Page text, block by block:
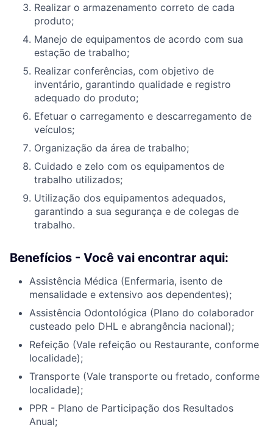
Realizar o armazenamento correto de cada
produto;
Manejo de equipamentos de acordo com sua
estação de trabalho;
Realizar conferências, com objetivo de
inventário, garantindo qualidade e registro
adequado do produto;
Efetuar o carregamento e descarregamento de
veículos;
Organização da área de trabalho;
Cuidado e zelo com os equipamentos de
trabalho utilizados;
Utilização dos equipamentos adequados,
garantindo a sua segurança e de colegas de
trabalho.
Benefícios - Você vai encontrar aqui:
Assistência Médica (Enfermaria, isento de
mensalidade e extensivo aos dependentes);
Assistência Odontológica (Plano do colaborador
custeado pelo DHL e abrangência nacional);
Refeição (Vale refeição ou Restaurante, conforme
localidade);
Transporte (Vale transporte ou fretado, conforme
localidade);
PPR - Plano de Participação dos Resultados
Anual;